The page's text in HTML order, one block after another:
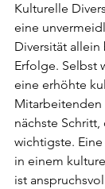
Kulturelle
eine
Diversität
Erfolge. Selbst
eine erhöhte
Mitarbeitenden
nächste
wichtigste.
in einem
ist